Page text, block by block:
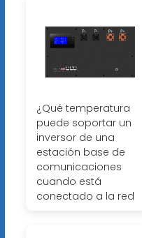
¿Qué temperatura
puede soportar un
inversor de una
estación base de
comunicaciones
cuando está
conectado a la red